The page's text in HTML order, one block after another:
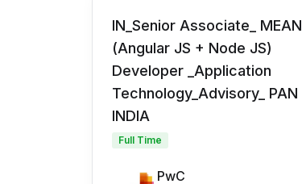
IN_Senior Associate_ MEAN
(Angular JS + Node JS)
Developer _Application
Technology_Advisory_ PAN
INDIA
Full Time
PwC